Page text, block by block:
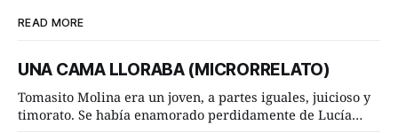
READ MORE
UNA CAMA LLORABA (MICRORRELATO)
Tomasito Molina era un joven, a partes iguales, juicioso y
timorato. Se había enamorado perdidamente de Lucía